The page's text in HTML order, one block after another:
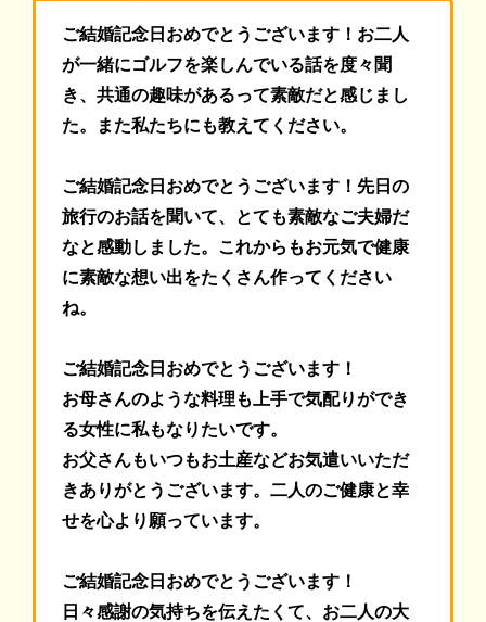
ご結婚記念日おめでとうございます！お二人
が一緒にゴルフを楽しんでいる話を度々聞
き、共通の趣味があるって素敵だと感じまし
た。また私たちにも教えてください。
ご結婚記念日おめでとうございます！先日の
旅行のお話を聞いて、とても素敵なご夫婦だ
なと感動しました。これからもお元気で健康
に素敵な想い出をたくさん作ってください
ね。
ご結婚記念日おめでとうございます！
お母さんのような料理も上手で気配りができ
る女性に私もなりたいです。
お父さんもいつもお土産などお気遣いいただ
きありがとうございます。二人のご健康と幸
せを心より願っています。
ご結婚記念日おめでとうございます！
日々感謝の気持ちを伝えたくて、お二人の大